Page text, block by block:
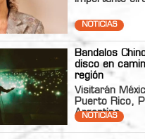
NOTICIAS
Bandalos
disco en
región
Visitarán
Puerto Rico,
Argentina
NOTICIAS